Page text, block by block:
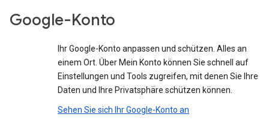
Google-Konto
Ihr Google-Konto anpassen und schützen. Alles an
einem Ort. Über Mein Konto können Sie schnell auf
Einstellungen und Tools zugreifen, mit denen Sie Ihre
Daten und Ihre Privatsphäre schützen können.
Sehen Sie sich Ihr Google-Konto an